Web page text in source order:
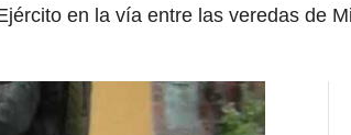
en la vía entre las veredas de